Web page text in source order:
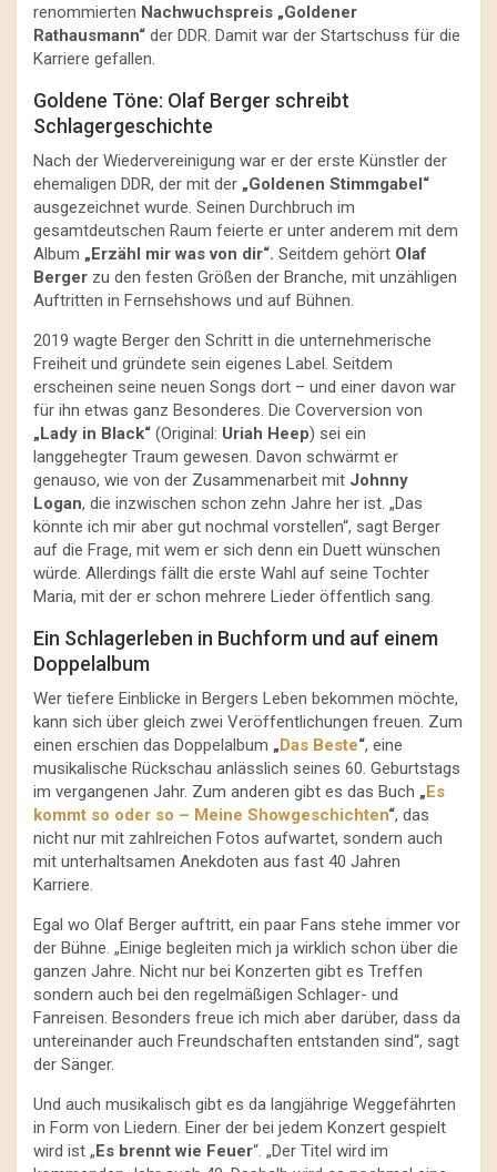
renommierten Nachwuchspreis „Goldener
Rathausmann“ der DDR. Damit war der Startschuss für die
Karriere gefallen.
Goldene Töne: Olaf Berger schreibt
Schlagergeschichte
Nach der Wiedervereinigung war er der erste Künstler der
ehemaligen DDR, der mit der „Goldenen Stimmgabel“
ausgezeichnet wurde. Seinen Durchbruch im
gesamtdeutschen Raum feierte er unter anderem mit dem
Album „Erzähl mir was von dir“. Seitdem gehört Olaf
Berger zu den festen Größen der Branche, mit unzähligen
Auftritten in Fernsehshows und auf Bühnen.
2019 wagte Berger den Schritt in die unternehmerische
Freiheit und gründete sein eigenes Label. Seitdem
erscheinen seine neuen Songs dort – und einer davon war
für ihn etwas ganz Besonderes. Die Coverversion von
„Lady in Black“ (Original: Uriah Heep) sei ein
langgehegter Traum gewesen. Davon schwärmt er
genauso, wie von der Zusammenarbeit mit Johnny
Logan, die inzwischen schon zehn Jahre her ist. „Das
könnte ich mir aber gut nochmal vorstellen“, sagt Berger
auf die Frage, mit wem er sich denn ein Duett wünschen
würde. Allerdings fällt die erste Wahl auf seine Tochter
Maria, mit der er schon mehrere Lieder öffentlich sang.
Ein Schlagerleben in Buchform und auf einem
Doppelalbum
Wer tiefere Einblicke in Bergers Leben bekommen möchte,
kann sich über gleich zwei Veröffentlichungen freuen. Zum
einen erschien das Doppelalbum „Das Beste“, eine
musikalische Rückschau anlässlich seines 60. Geburtstags
im vergangenen Jahr. Zum anderen gibt es das Buch „Es
kommt so oder so – Meine Showgeschichten“, das
nicht nur mit zahlreichen Fotos aufwartet, sondern auch
mit unterhaltsamen Anekdoten aus fast 40 Jahren
Karriere.
Egal wo Olaf Berger auftritt, ein paar Fans stehe immer vor
der Bühne. „Einige begleiten mich ja wirklich schon über die
ganzen Jahre. Nicht nur bei Konzerten gibt es Treffen
sondern auch bei den regelmäßigen Schlager- und
Fanreisen. Besonders freue ich mich aber darüber, dass da
untereinander auch Freundschaften entstanden sind“, sagt
der Sänger.
Und auch musikalisch gibt es da langjährige Weggefährten
in Form von Liedern. Einer der bei jedem Konzert gespielt
wird ist „Es brennt wie Feuer“. „Der Titel wird im